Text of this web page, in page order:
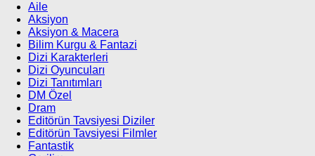
Aile
Aksiyon
Aksiyon & Macera
Bilim Kurgu & Fantazi
Dizi Karakterleri
Dizi Oyuncuları
Dizi Tanıtımları
DM Özel
Dram
Editörün Tavsiyesi Diziler
Editörün Tavsiyesi Filmler
Fantastik